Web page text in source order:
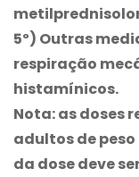
5º) Outras
respiração
histamínicos.
Nota: as doses
adultos de
da dose deve